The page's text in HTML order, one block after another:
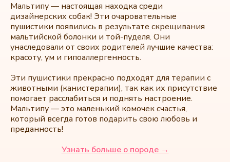
Мальтипу — настоящая находка среди
дизайнерских собак! Эти очаровательные
пушистики появились в результате скрещивания
мальтийской болонки и той-пуделя. Они
унаследовали от своих родителей лучшие качества:
красоту, ум и гипоаллергенность.
Эти пушистики прекрасно подходят для терапии с
животными (канистерапии), так как их присутствие
помогает расслабиться и поднять настроение.
Мальтипу — это маленький комочек счастья,
который всегда готов подарить свою любовь и
преданность!
Узнать больше о породе →